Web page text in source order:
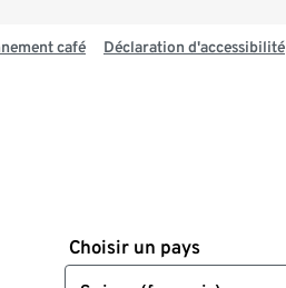
café Déclaration d'accessibilité
Choisir un pays